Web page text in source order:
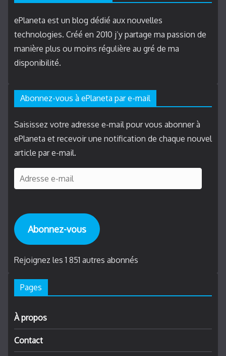
ePlaneta est un blog dédié aux nouvelles
technologies. Créé en 2010 j’y partage ma passion de
manière plus ou moins régulière au gré de ma
disponibilité.
Abonnez-vous à ePlaneta par e-mail
Saisissez votre adresse e-mail pour vous abonner à
ePlaneta et recevoir une notification de chaque nouvel
article par e-mail.
d
e
s
e
a
i
l
Abonnez-vous
Rejoignez les 1 851 autres abonnés
Pages
À propos
Contact